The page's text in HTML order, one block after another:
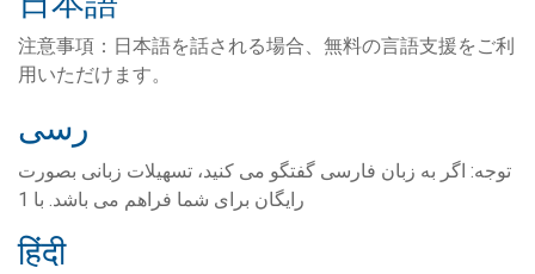
注意事項：日本語を話される場合、無料の言語支援をご利
用いただけます。
رسی
توجه: اگر به زبان فارسی گفتگو می کنید، تسهیلات زبانی بصورت
رایگان برای شما فراهم می باشد. با 1
हिंदी